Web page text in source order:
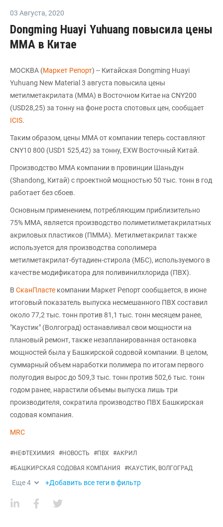
03 Августа, 2020
Dongming Huayi Yuhuang повысила цены
ММА в Китае
МОСКВА (Маркет Репорт) -- Китайская Dongming Huayi
Yuhuang New Material 3 августа повысила цены
метилметакрилата (ММА) в Восточном Китае на CNY200
(USD28,25) за тонну на фоне роста спотовых цен, сообщает
ICIS.
Таким образом, цены ММА от компании теперь составляют
CNY10 800 (USD1 525,42) за тонну, EXW Восточный Китай.
Производство MMA компании в провинции Шаньдун
(Shandong, Китай) с проектной мощностью 50 тыс. тонн в год
работает без сбоев.
Основным применением, потребляющим приблизительно
75% ММА, является производство полиметилметакрилатных
акриловых пластиков (ПММА). Метилметакрилат также
используется для производства сополимера
метилметакрилат-бутадиен-стирола (МБС), используемого в
качестве модификатора для поливинилхлорида (ПВХ).
В СканПласте компании Маркет Репорт сообщается, в июне
итоговый показатель выпуска несмешанного ПВХ составил
около 77,2 тыс. тонн против 81,1 тыс. тонн месяцем ранее,
"Каустик" (Волгоград) останавливал свои мощности на
плановый ремонт, также незапланированная остановка
мощностей была у Башкирской содовой компании. В целом,
суммарный объем наработки полимера по итогам первого
полугодия вырос до 509,3 тыс. тонн против 502,6 тыс. тонн
годом ранее, нарастили объемы выпуска лишь три
производителя, сократила производство ПВХ Башкирская
содовая компания.
MRC
#НЕФТЕХИМИЯ #НОВОСТЬ #ПВХ #АКРИЛ
#БАШКИРСКАЯ СОДОВАЯ КОМПАНИЯ #КАУСТИК, ВОЛГОГРАД
Еще4 +Добавить все теги в фильтр